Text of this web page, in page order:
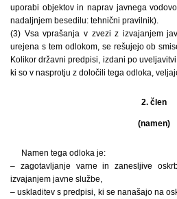
uporabi objektov in naprav javnega
nadaljnjem besedilu: tehnični pravilnik).
(3) Vsa vprašanja v zvezi z izvajanjem
urejena s tem odlokom, se rešujejo ob
Kolikor državni predpisi, izdani po
ki so v nasprotju z določili tega odloka,
2. člen
(namen)
Namen tega odloka je:
– zagotavljanje varne in zanesljive
izvajanjem javne službe,
– uskladitev s predpisi, ki se nanašajo na